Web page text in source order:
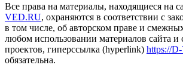
Все права на материалы, находящиеся на
VED.RU, охраняются в соответствии с
в том числе, об авторском праве и
любом использовании материалов сайта и
проектов, гиперссылка (hyperlink) https://
обязательна.